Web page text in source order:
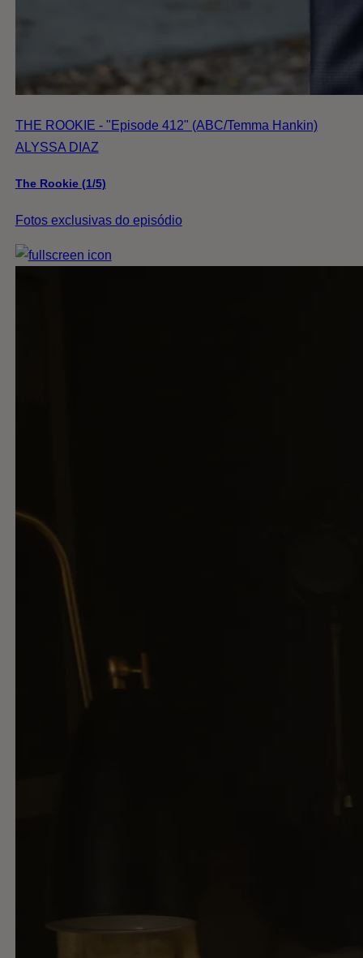
THE ROOKIE - "Episode 412" (ABC/Temma Hankin)
ALYSSA DIAZ
The Rookie (1/5)
Fotos exclusivas do episódio